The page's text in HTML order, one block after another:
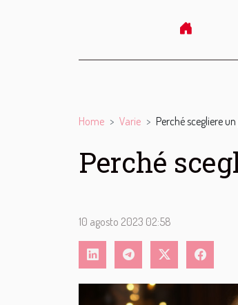
Home Varie Perché scegliere
Perché
10 agosto 2023 02:58